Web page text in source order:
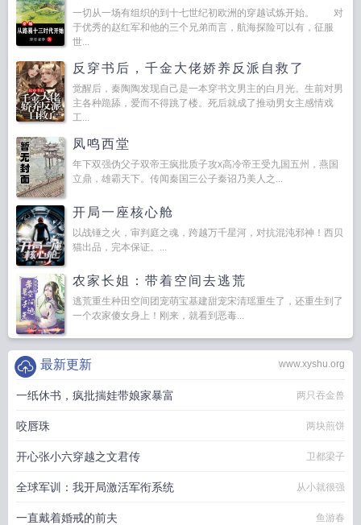
一切从一场有组织的到十七世纪初欧洲的穿越试炼开始。 对
于优秀的赵红军和他的三个兄弟而言，航海探险可以有，征服
世...
反穿书后，千金大佬娇养反派自救了
觉醒后，秦陶陶发现自己是一本穿书文男主的白月光。生前对男
主各种跪舔，爱而不得跳了楼。死后就成了推动男女主感情戏
工...
凤鸣西堂
年下双强伪父子双帝王疯批质子攻x高冷帝王受九国五州，燕国
立鼎，雄霸天下。传闻秦国三公子秦诏乃美人之...
开局一座核心舱
以战锤之火，审判庭之魂，跨越万千星河，对抗混沌邪神！西贝
猫出品，完本保证。...
农家长姐：带着空间去逃荒
逃荒重生种田空间团宠萌宝基建甜宠宋清瑶重生了，还重生到了
一个农家傻女身上！刚来，就看到恶毒...
www.xyshu.org
最新更新
一纸休书，疯批揣娃带娘家暴富 两只吞金兽
咬唇珠 两块煎饼
开心张小六穿越之文君传 卫都梁子
全球军训：我开局激活军衔系统 从小就很强
一直戴着婚戒的前夫 鱼游春